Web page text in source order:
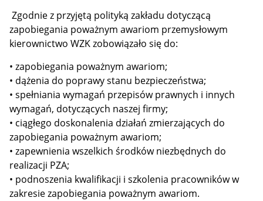
Zgodnie z przyjętą polityką zakładu dotyczącą
zapobiegania poważnym awariom przemysłowym
kierownictwo WZK zobowiązało się do:
• zapobiegania poważnym awariom;
• dążenia do poprawy stanu bezpieczeństwa;
• spełniania wymagań przepisów prawnych i innych
wymagań, dotyczących naszej firmy;
• ciągłego doskonalenia działań zmierzających do
zapobiegania poważnym awariom;
• zapewnienia wszelkich środków niezbędnych do
realizacji PZA;
• podnoszenia kwalifikacji i szkolenia pracowników w
zakresie zapobiegania poważnym awariom.